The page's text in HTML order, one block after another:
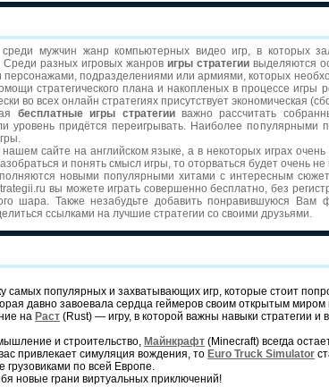
мужчин жанр компьютерных видео игр, в которых
Среди разных игровых жанров игры стратегии выделяются
подразделениями или армиями, которых
стратегического плана и накопленых в процессе игры
во всех онлайн стратегиях присутствует экономическая
бесплатные игры стратегииважно рассчитать
уровень придётся переигрывать. Наиболее популярными
сайте на английском языке, а в некоторых играх
и понять смысл игры, то оторваться будет очень не
новыми популярными хитами с интересным
вы можете играть совершенно бесплатно, без
шара. Также незабудьте добавить понравившуюся Вам
ссылками на лучшие стратегии со cвоими друзьями.
самых популярных и захватывающих игр, которые стоит
давно завоевала сердца геймеров своим открытым
на Раст (Rust) — игру, в которой важны навыки стратегии и
и строительство, Майнкрафт (Minecraft) всегда
привлекает симуляция вождения, то Euro Truck Simulator
по всей Европе.
новые грани виртуальных приключений!